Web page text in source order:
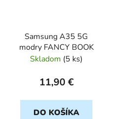
Samsung A35 5G
modry FANCY BOOK
Skladom (5 ks)
11,90 €
DO KOŠÍKA